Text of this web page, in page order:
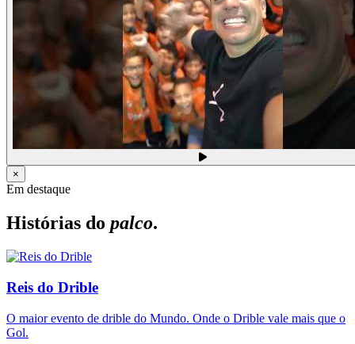
×
Em destaque
Histórias do palco.
Reis do Drible
O maior evento de drible do Mundo. Onde o Drible vale mais que o
Gol.